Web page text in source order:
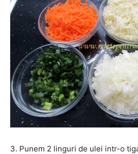
3. Punem 2 linguri de ulei intr-o